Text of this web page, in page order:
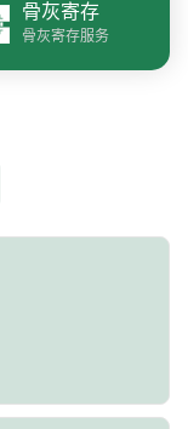
骨灰寄存
骨灰寄存服务